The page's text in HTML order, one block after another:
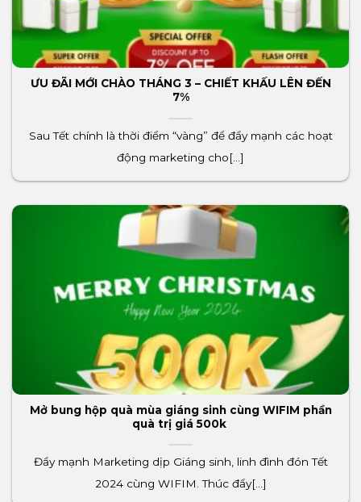
ƯU ĐÃI MỚI CHÀO THÁNG 3 – CHIẾT KHẤU LÊN ĐẾN
7%
Sau Tết chính là thời điểm “vàng” để đẩy mạnh các hoạt
động marketing cho[...]
Mở bung hộp quà mùa giáng sinh cùng WIFIM phần
quà trị giá 500k
Đẩy mạnh Marketing dịp Giáng sinh, linh đình đón Tết
2024 cùng WIFIM. Thúc đẩy[...]